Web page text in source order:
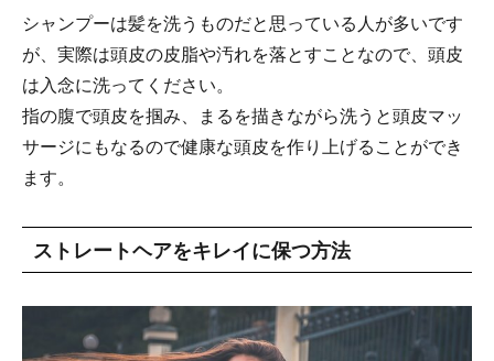
シャンプーは髪を洗うものだと思っている人が多いです
が、実際は頭皮の皮脂や汚れを落とすことなので、頭皮
は入念に洗ってください。
指の腹で頭皮を掴み、まるを描きながら洗うと頭皮マッ
サージにもなるので健康な頭皮を作り上げることができ
ます。
ストレートヘアをキレイに保つ方法